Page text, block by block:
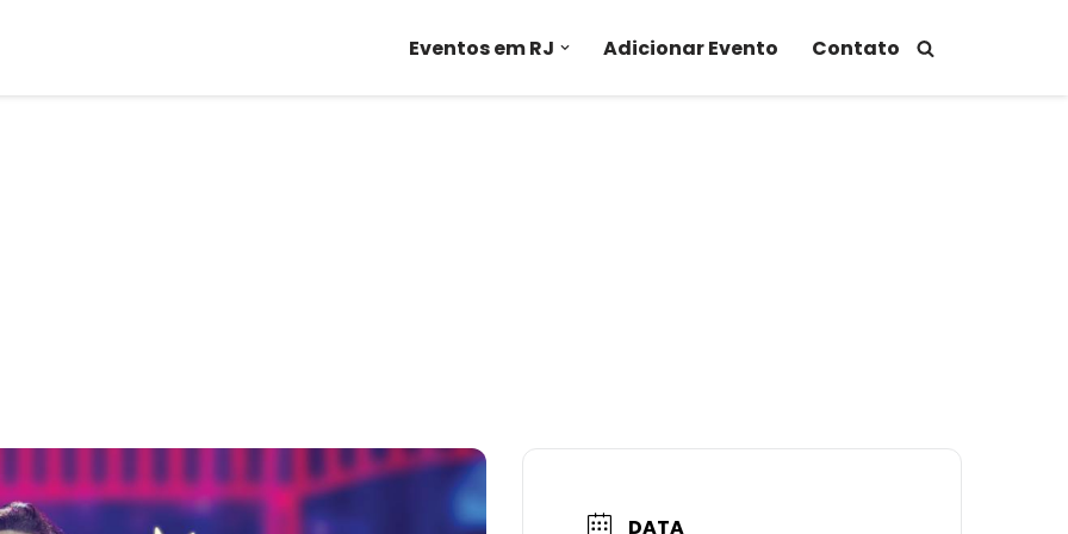
Eventos em RJ Adicionar Evento Contato
DATA